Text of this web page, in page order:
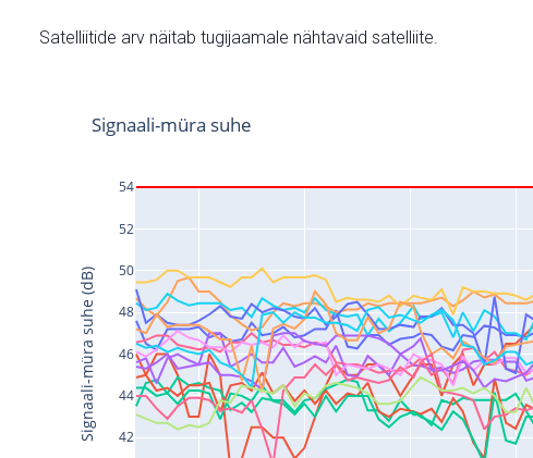
Satelliitide arv näitab tugijaamale nähtavaid satelliite.